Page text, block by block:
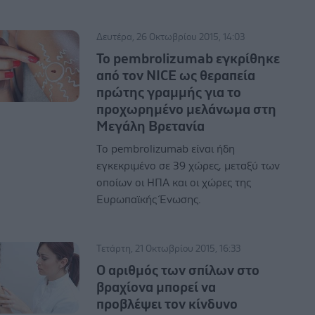
Δευτέρα, 26 Οκτωβρίου 2015, 14:03
Το pembrolizumab εγκρίθηκε
από τον NICE ως θεραπεία
πρώτης γραμμής για το
προχωρημένο μελάνωμα στη
Μεγάλη Βρετανία
Το pembrolizumab είναι ήδη
εγκεκριμένο σε 39 χώρες, μεταξύ των
οποίων οι ΗΠΑ και οι χώρες της
Ευρωπαϊκής Ένωσης.
Τετάρτη, 21 Οκτωβρίου 2015, 16:33
Ο αριθμός των σπίλων στο
βραχίονα μπορεί να
προβλέψει τον κίνδυνο